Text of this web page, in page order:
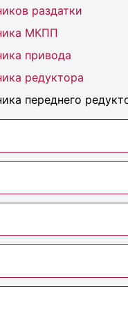
раздатки
МКПП
привода
редуктора
переднего